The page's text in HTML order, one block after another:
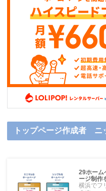
トップページ作成者 ニ
29ホーム
ージ制作
横浜でフ